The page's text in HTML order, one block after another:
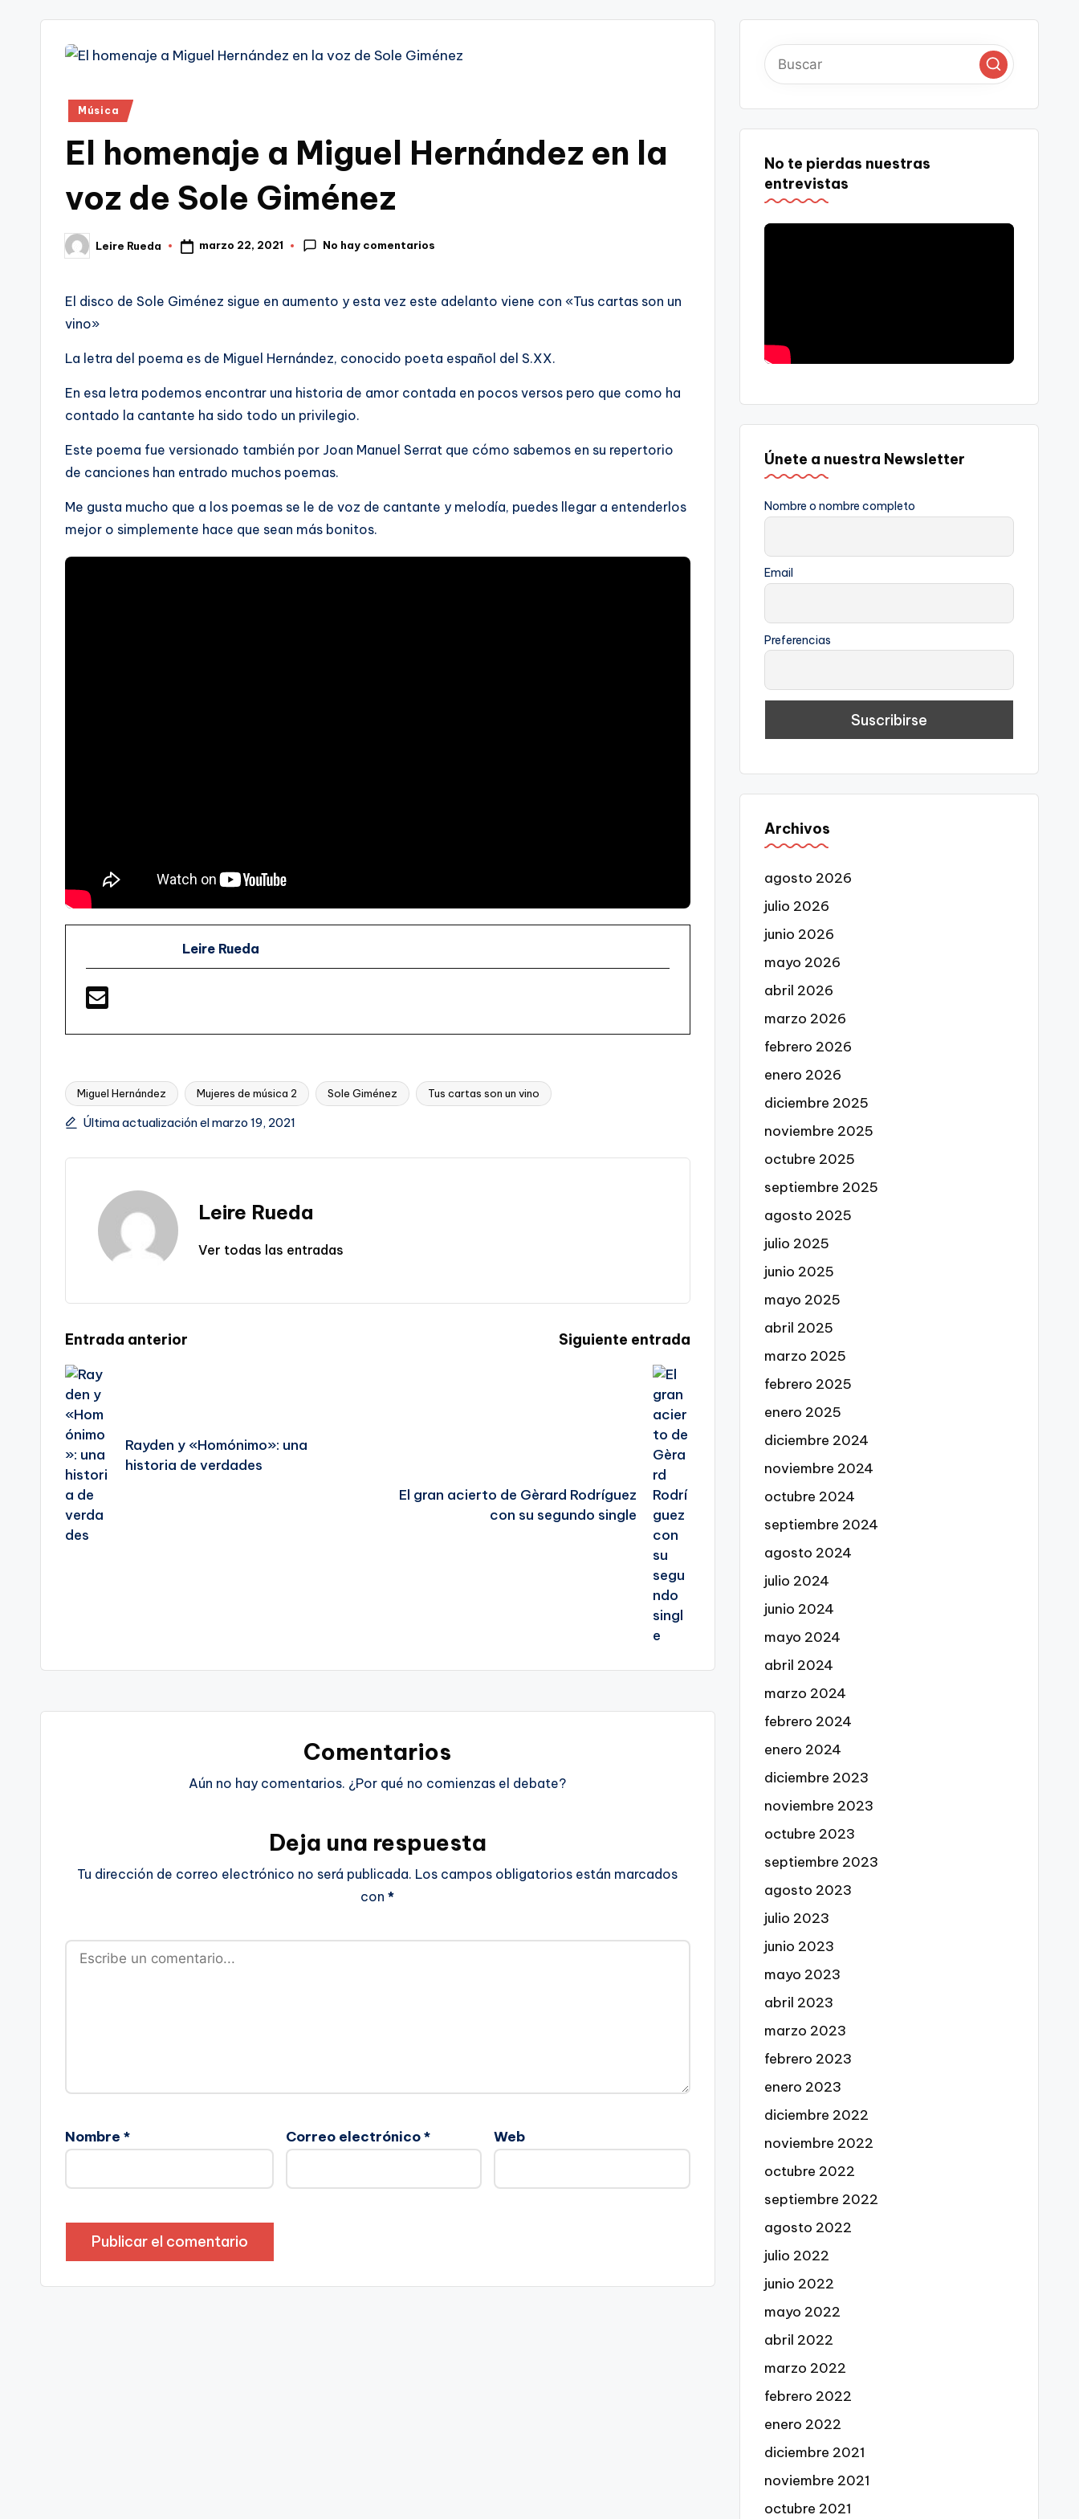
Publicado
Música
El homenaje a Miguel Hernández en la
voz de Sole Giménez
Publicado
por
Leire Rueda marzo 22, 2021 No hay comentarios
El disco de Sole Giménez sigue en aumento y esta vez este adelanto viene con «Tus cartas son un
vino»
La letra del poema es de Miguel Hernández, conocido poeta español del S.XX.
En esa letra podemos encontrar una historia de amor contada en pocos versos pero que como ha
contado la cantante ha sido todo un privilegio.
Este poema fue versionado también por Joan Manuel Serrat que cómo sabemos en su repertorio
de canciones han entrado muchos poemas.
Me gusta mucho que a los poemas se le de voz de cantante y melodía, puedes llegar a entenderlos
mejor o simplemente hace que sean más bonitos.
Leire Rueda
Etiquetas:
Miguel Hernández Mujeres de música 2 Sole Giménez Tus cartas son un vino
Última actualización el marzo 19, 2021
Leire Rueda
Ver todas las entradas
Navegación
de
entradas
Entrada anterior
Rayden y «Homónimo»: una
historia de verdades
Siguiente entrada
El gran acierto de Gèrard Rodríguez
con su segundo single
Comentarios
Aún no hay comentarios. ¿Por qué no comienzas el debate?
Deja una respuesta
Tu dirección de correo electrónico no será publicada. Los campos obligatorios están marcados
con*
Nombre * Correo electrónico* Web
No te pierdas nuestras
entrevistas
Únete a nuestra Newsletter
Nombre o nombre completo
Email
Preferencias
Archivos
agosto 2026
julio 2026
junio 2026
mayo 2026
abril 2026
marzo 2026
febrero 2026
enero 2026
diciembre 2025
noviembre 2025
octubre 2025
septiembre 2025
agosto 2025
julio 2025
junio 2025
mayo 2025
abril 2025
marzo 2025
febrero 2025
enero 2025
diciembre 2024
noviembre 2024
octubre 2024
septiembre 2024
agosto 2024
julio 2024
junio 2024
mayo 2024
abril 2024
marzo 2024
febrero 2024
enero 2024
diciembre 2023
noviembre 2023
octubre 2023
septiembre 2023
agosto 2023
julio 2023
junio 2023
mayo 2023
abril 2023
marzo 2023
febrero 2023
enero 2023
diciembre 2022
noviembre 2022
octubre 2022
septiembre 2022
agosto 2022
julio 2022
junio 2022
mayo 2022
abril 2022
marzo 2022
febrero 2022
enero 2022
diciembre 2021
noviembre 2021
octubre 2021